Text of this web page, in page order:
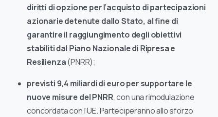
diritti di opzione per l’acquisto di partecipazioni
azionarie detenute dallo Stato, al fine di
garantire il raggiungimento degli obiettivi
stabiliti dal Piano Nazionale di Ripresa e
Resilienza(PNRR);
previsti 9,4 miliardi di euro per supportare le
nuove misure del PNRR, con una rimodulazione
concordata con l’UE. Parteciperanno allo sforzo